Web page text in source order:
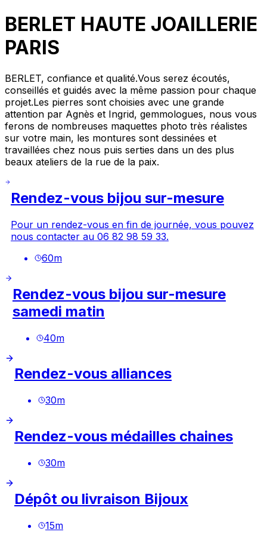
BERLET HAUTE JOAILLERIE
PARIS
BERLET, confiance et qualité.Vous serez écoutés,
conseillés et guidés avec la même passion pour chaque
projet.Les pierres sont choisies avec une grande
attention par Agnès et Ingrid, gemmologues, nous vous
ferons de nombreuses maquettes photo très réalistes
sur votre main, les montures sont dessinées et
travaillées chez nous puis serties dans un des plus
beaux ateliers de la rue de la paix.
Rendez-vous bijou sur-mesure
Pour un rendez-vous en fin de journée, vous pouvez
nous contacter au 06 82 98 59 33.
60m
Rendez-vous bijou sur-mesure
samedi matin
40m
Rendez-vous alliances
30m
Rendez-vous médailles chaines
30m
Dépôt ou livraison Bijoux
15m